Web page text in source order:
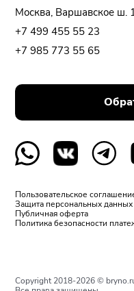
Москва, Варшавское ш.
+7 499 455 55 23
+7 985 773 55 65
Copyright 2018-2026 ©
Пользовательское
Защита персональных данных
Публичная оферта
Политика безопасности